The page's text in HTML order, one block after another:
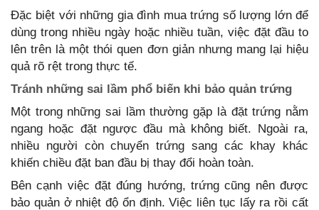
Đặc biệt với những gia đình mua trứng số lượng lớn để
dùng trong nhiều ngày hoặc nhiều tuần, việc đặt đầu to
lên trên là một thói quen đơn giản nhưng mang lại hiệu
quả rõ rệt trong thực tế.
Tránh những sai lầm phổ biến khi bảo quản trứng
Một trong những sai lầm thường gặp là đặt trứng nằm
ngang hoặc đặt ngược đầu mà không biết. Ngoài ra,
nhiều người còn chuyển trứng sang các khay khác
khiến chiều đặt ban đầu bị thay đổi hoàn toàn.
Bên cạnh việc đặt đúng hướng, trứng cũng nên được
bảo quản ở nhiệt độ ổn định. Việc liên tục lấy ra rồi cất